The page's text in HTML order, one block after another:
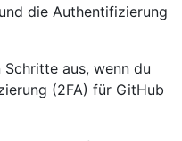
die Authentifizierung
aus, wenn du
(2FA) für GitHub